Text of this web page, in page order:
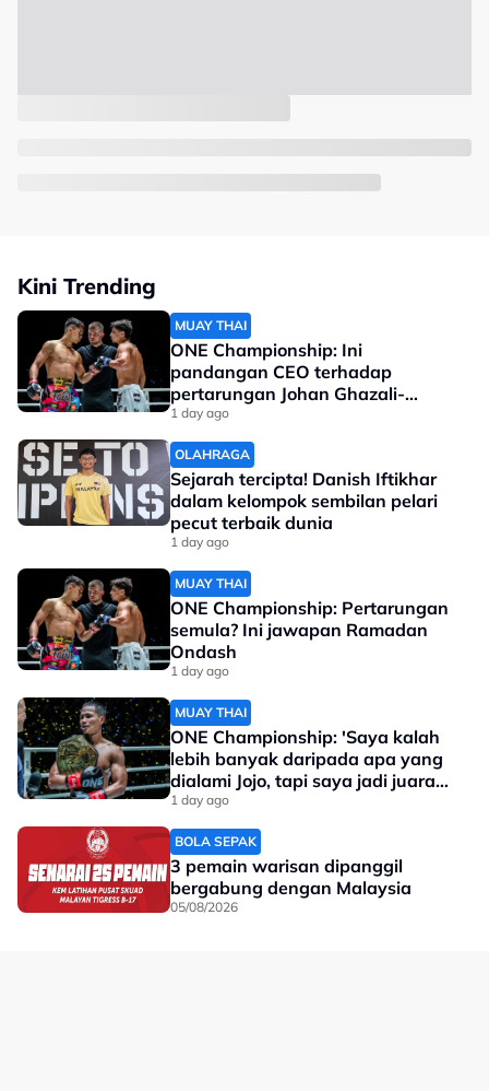
Kini Trending
MUAY THAI
ONE Championship: Ini
pandangan CEO terhadap
pertarungan Johan Ghazali-
Ramadan Ondash
1 day ago
OLAHRAGA
Sejarah tercipta! Danish Iftikhar
dalam kelompok sembilan pelari
pecut terbaik dunia
1 day ago
MUAY THAI
ONE Championship: Pertarungan
semula? Ini jawapan Ramadan
Ondash
1 day ago
MUAY THAI
ONE Championship: 'Saya kalah
lebih banyak daripada apa yang
dialami Jojo, tapi saya jadi juara
dunia'
1 day ago
BOLA SEPAK
3 pemain warisan dipanggil
bergabung dengan Malaysia
05/08/2026